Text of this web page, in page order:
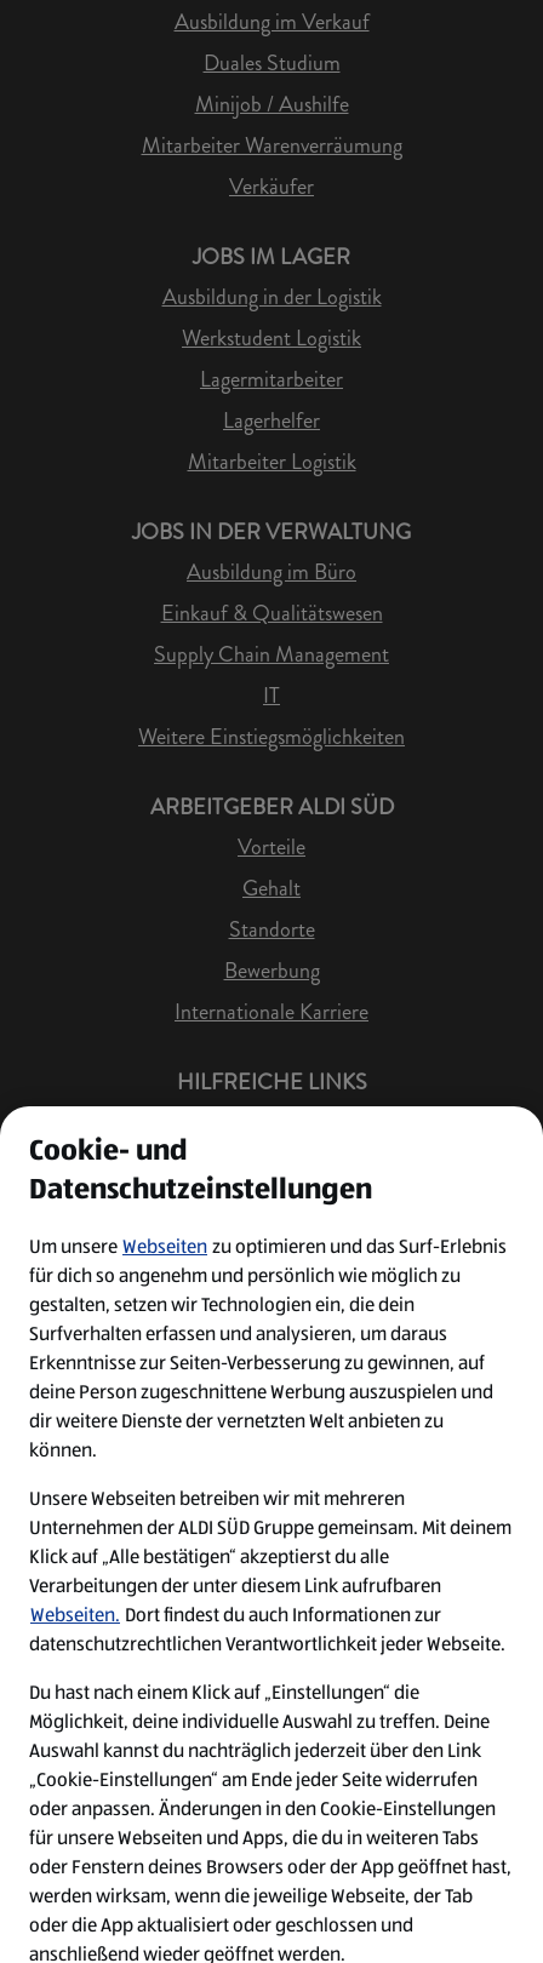
Ausbildung im Verkauf
Duales Studium
Minijob / Aushilfe
Mitarbeiter Warenverräumung
Verkäufer
JOBS IM LAGER
Ausbildung in der Logistik
Werkstudent Logistik
Lagermitarbeiter
Lagerhelfer
Mitarbeiter Logistik
JOBS IN DER VERWALTUNG
Ausbildung im Büro
Einkauf & Qualitätswesen
Supply Chain Management
IT
Weitere Einstiegsmöglichkeiten
ARBEITGEBER ALDI SÜD
Vorteile
Gehalt
Standorte
Bewerbung
Internationale Karriere
HILFREICHE LINKS
Job Benachrichtigung
Bewerberkonto
Leichte Sprache
Kontakt
W
i
r
d
a
u
f
W
i
r
d
a
u
f
W
i
r
d
a
u
f
W
i
r
d
a
Cookie - Liste
Datenschutz
Cookie- und
Datenschutzeinstellungen
Um unsereWebseitenzu optimieren und das Surf-Erlebnis
für dich so angenehm und persönlich wie möglich zu
gestalten, setzen wir Technologien ein, die dein
Surfverhalten erfassen und analysieren, um daraus
Erkenntnisse zur Seiten-Verbesserung zu gewinnen, auf
deine Person zugeschnittene Werbung auszuspielen und
dir weitere Dienste der vernetzten Welt anbieten zu
können.
Unsere Webseiten betreiben wir mit mehreren
Unternehmen der ALDI SÜD Gruppe gemeinsam. Mit deinem
Klick auf „Alle bestätigen“ akzeptierst du alle
Verarbeitungen der unter diesem Link aufrufbaren
Webseiten. Dort findest du auch Informationen zur
datenschutzrechtlichen Verantwortlichkeit jeder Webseite.
Du hast nach einem Klick auf „Einstellungen“ die
Möglichkeit, deine individuelle Auswahl zu treffen. Deine
Auswahl kannst du nachträglich jederzeit über den Link
„Cookie-Einstellungen“ am Ende jeder Seite widerrufen
oder anpassen. Änderungen in den Cookie-Einstellungen
für unsere Webseiten und Apps, die du in weiteren Tabs
oder Fenstern deines Browsers oder der App geöffnet hast,
werden wirksam, wenn die jeweilige Webseite, der Tab
oder die App aktualisiert oder geschlossen und
anschließend wieder geöffnet werden.